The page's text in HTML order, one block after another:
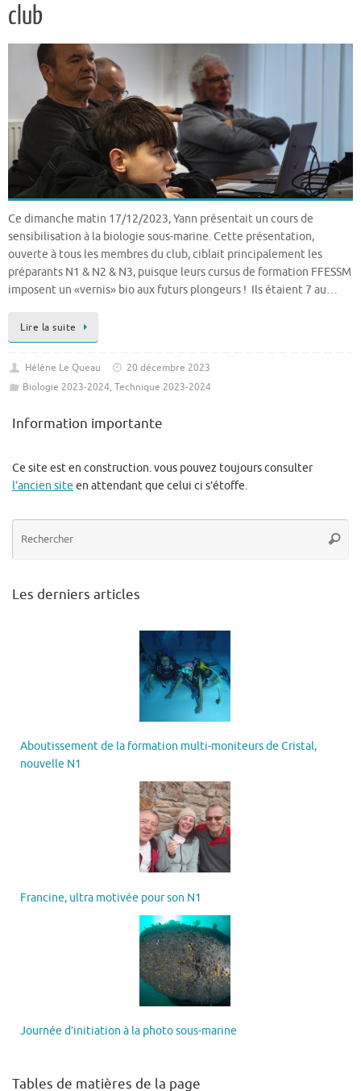
club
Ce dimanche matin 17/12/2023, Yann présentait un cours de
sensibilisation à la biologie sous-marine. Cette présentation,
ouverte à tous les membres du club, ciblait principalement les
préparants N1 & N2 & N3, puisque leurs cursus de formation FFESSM
imposent un «vernis» bio aux futurs plongeurs ! Ils étaient 7 au…
Lire la suite
Hélène Le Queau
20 décembre 2023
Biologie 2023-2024, Technique 2023-2024
Information importante
Ce site est en construction. vous pouvez toujours consulter
l’ancien site en attendant que celui ci s’étoffe.
Les derniers articles
Aboutissement de la formation multi-moniteurs de Cristal,
nouvelle N1
Francine, ultra motivée pour son N1
Journée d’initiation à la photo sous-marine
Tables de matières de la page